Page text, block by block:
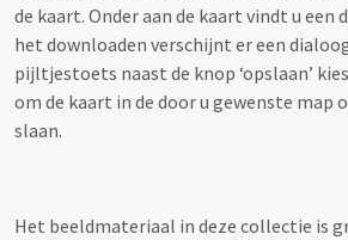
de kaart. Onder aan de kaart vindt u een
het downloaden verschijnt er een
pijltjestoets naast de knop ‘opslaan’
om de kaart in de door u gewenste map
slaan.
Het beeldmateriaal in deze collectie is